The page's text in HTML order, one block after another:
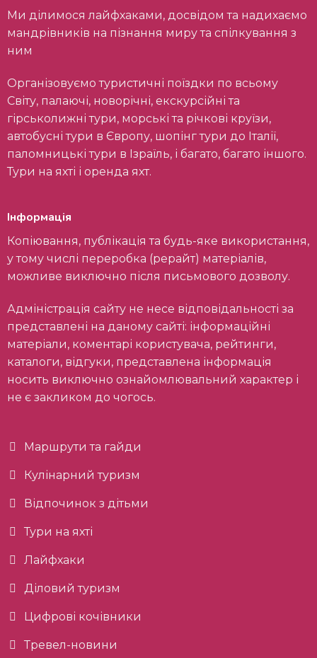
Ми ділимося лайфхаками, досвідом та надихаємо
мандрівників на пізнання миру та спілкування з
ним
Організовуємо туристичні поїздки по всьому
Світу, палаючі, новорічні, екскурсійні та
гірськолижні тури, морські та річкові круїзи,
автобусні тури в Європу, шопінг тури до Італії,
паломницькі тури в Ізраїль, і багато, багато іншого.
Тури на яхті і оренда яхт.
Інформація
Копіювання, публікація та будь-яке використання,
у тому числі переробка (рерайт) матеріалів,
можливе виключно після письмового дозволу.
Адміністрація сайту не несе відповідальності за
представлені на даному сайті: інформаційні
матеріали, коментарі користувача, рейтинги,
каталоги, відгуки, представлена інформація
носить виключно ознайомлювальний характер і
не є закликом до чогось.
Маршрути та гайди
Кулінарний туризм
Відпочинок з дітьми
Тури на яхті
Лайфхаки
Діловий туризм
Цифрові кочівники
Тревел-новини